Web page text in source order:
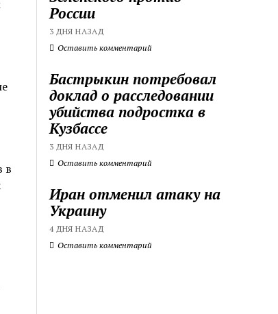
в
России
3 ДНЯ НАЗАД
Оставить комментарий
Бастрыкин потребовал
доклад о расследовании
убийства подростка в
Кузбассе
3 ДНЯ НАЗАД
Оставить комментарий
Иран отменил атаку на
Украину
4 ДНЯ НАЗАД
Оставить комментарий